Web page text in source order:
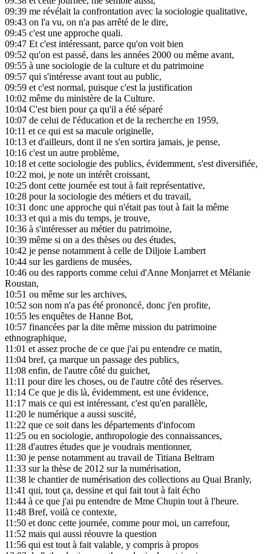
09:39 me révélait la confrontation avec la sociologie qualitative,
09:43 on l'a vu, on n'a pas arrêté de le dire,
09:45 c'est une approche quali.
09:47 Et c'est intéressant, parce qu'on voit bien
09:52 qu'on est passé, dans les années 2000 ou même avant,
09:55 à une sociologie de la culture et du patrimoine
09:57 qui s'intéresse avant tout au public,
09:59 et c'est normal, puisque c'est la justification
10:02 même du ministère de la Culture.
10:04 C'est bien pour ça qu'il a été séparé
10:07 de celui de l'éducation et de la recherche en 1959,
10:11 et ce qui est sa macule originelle,
10:13 et d'ailleurs, dont il ne s'en sortira jamais, je pense,
10:16 c'est un autre problème,
10:18 et cette sociologie des publics, évidemment, s'est diversifiée,
10:22 moi, je note un intérêt croissant,
10:25 dont cette journée est tout à fait représentative,
10:28 pour la sociologie des métiers et du travail,
10:31 donc une approche qui n'était pas tout à fait la même
10:33 et qui a mis du temps, je trouve,
10:36 à s'intéresser au métier du patrimoine,
10:39 même si on a des thèses ou des études,
10:42 je pense notamment à celle de Diljoie Lambert
10:44 sur les gardiens de musées,
10:46 ou des rapports comme celui d'Anne Monjarret et Mélanie
Roustan,
10:51 ou même sur les archives,
10:52 son nom n'a pas été prononcé, donc j'en profite,
10:55 les enquêtes de Hanne Bot,
10:57 financées par la dite même mission du patrimoine
ethnographique,
11:01 et assez proche de ce que j'ai pu entendre ce matin,
11:04 bref, ça marque un passage des publics,
11:08 enfin, de l'autre côté du guichet,
11:11 pour dire les choses, ou de l'autre côté des réserves.
11:14 Ce que je dis là, évidemment, est une évidence,
11:17 mais ce qui est intéressant, c'est qu'en parallèle,
11:20 le numérique a aussi suscité,
11:22 que ce soit dans les départements d'infocom
11:25 ou en sociologie, anthropologie des connaissances,
11:28 d'autres études que je voudrais mentionner,
11:30 je pense notamment au travail de Titiana Beltram
11:33 sur la thèse de 2012 sur la numérisation,
11:38 le chantier de numérisation des collections au Quai Branly,
11:41 qui, tout ça, dessine et qui fait tout à fait écho
11:44 à ce que j'ai pu entendre de Mme Chupin tout à l'heure.
11:48 Bref, voilà ce contexte,
11:50 et donc cette journée, comme pour moi, un carrefour,
11:52 mais qui aussi réouvre la question
11:56 qui est tout à fait valable, y compris à propos